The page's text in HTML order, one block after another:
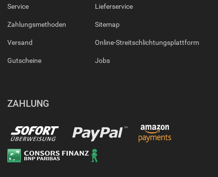
Service
Zahlungsmethoden
Versand
Gutscheine
Lieferservice
Sitemap
Online-Streitschlichtungsplattform
Jobs
ZAHLUNG